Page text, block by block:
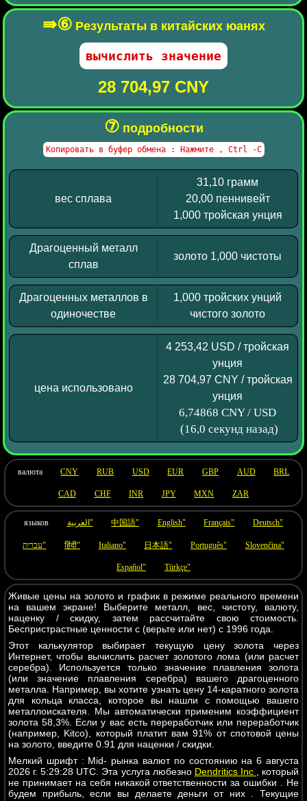
⇛⑥Результаты в китайских юанях
28 704,97 CNY
⑦подробности
вес сплава
31,10 грамм
20,00 пеннивейт
1,000 тройская унция
Драгоценный металл
сплав
золото 1,000 чистоты
Драгоценных металлов в
одиночестве
1,000 тройских унций
чистого золото
цена использовано
4 253,42 USD / тройская
унция
28 704,97 CNY / тройская
унция
6,74868 CNY / USD
(16,0 секунд назад)
валюта CNY RUB USD EUR GBP AUD BRL
CAD CHF INR JPY MXN ZAR
языков العربية" 中国語" English" Français" Deutsch"
עברית" हिंदी" Italiano" 日本語" Português" Slovenčina"
Español" Türkçe"
Живые цены на золото и график в режиме реального времени
на вашем экране! Выберите металл, вес, чистоту, валюту,
наценку / скидку, затем рассчитайте свою стоимость.
Беспристрастные ценности с (верьте или нет) с 1996 года.
Этот калькулятор выбирает текущую цену золота через
Интернет, чтобы вычислить расчет золотого лома (или расчет
серебра). Используется только значение плавления золота
(или значение плавления серебра) вашего драгоценного
металла. Например, вы хотите узнать цену 14-каратного золота
для кольца класса, которое вы нашли с помощью вашего
металлоискателя. Мы автоматически применим коэффициент
золота 58,3%. Если у вас есть переработчик или переработчик
(например, Kitco), который платит вам 91% от спотовой цены
на золото, введите 0.91 для наценки / скидки.
Мелкий шрифт : Mid- рынка валют по состоянию на 6 августа
2026 г. 5:29:28 UTC. Эта услуга любезно Dendritics Inc
, который
не принимает на себя никакой ответственности за ошибки . Не
будем прибыль, если вы делаете деньги от них . Текущие